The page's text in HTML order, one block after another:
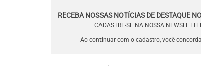
RECEBA NOSSAS NOTÍCIAS DE DESTAQUE
CADASTRE-SE NA NOSSA
Ao continuar com o cadastro, você